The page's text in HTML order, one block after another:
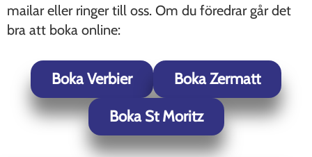
mailar eller ringer till oss. Om du föredrar går det
bra att boka online:
Boka Verbier
Boka Zermatt
Boka St Moritz